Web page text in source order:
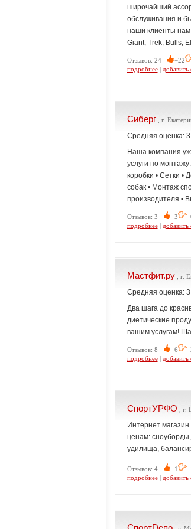
широчайший
обслуживания и
наши клиенты нам
Giant, Trek, Bulls,
Отзывов: 24 −22
подробнее| добавить
Сиберг, г.
Средняя оценка:
Наша компания
услуги по
коробки • Сетки •
собак • Монтаж
производителя •
Отзывов: 3 −3
подробнее| добавить
Мастфит.ру, г.
Средняя оценка:
Два шага до
диетические
вашим услугам!
Отзывов: 8 −6
подробнее| добавить
СпортУРФО , г.
Интернет
ценам:
удилища,
Отзывов: 4 −1
подробнее| добавить